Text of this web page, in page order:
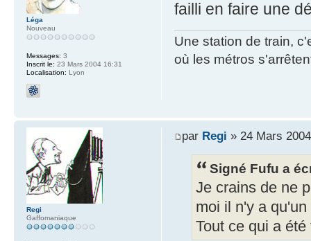
failli en faire une
Une station de train,
où les métros
Léga
Nouveau
Messages: 3
Inscrit le: 23 Mars 2004 16:31
Localisation: Lyon
par Regi » 24 Mars
Signé Fufu a
Je crains de ne
moi il n'y a
Tout ce qui a
Regi
Gaffomaniaque